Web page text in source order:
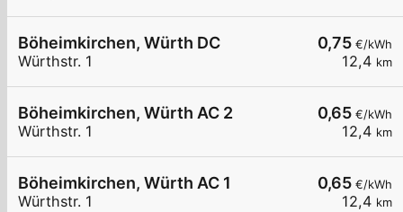
0,75 €/kWh
12,4 km
Böheimkirchen, Würth DC
Würthstr. 1
0,65 €/kWh
12,4 km
Böheimkirchen, Würth AC 2
Würthstr. 1
0,65 €/kWh
12,4 km
Böheimkirchen, Würth AC 1
Würthstr. 1